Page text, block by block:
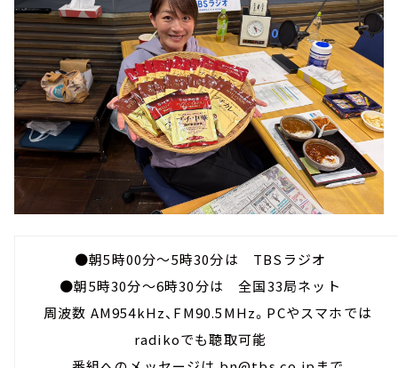
●朝5時00分～5時30分は TBSラジオ
●朝5時30分～6時30分は 全国33局ネット
周波数 AM954kHz、FM90.5MHz。PCやスマホでは
radikoでも聴取可能